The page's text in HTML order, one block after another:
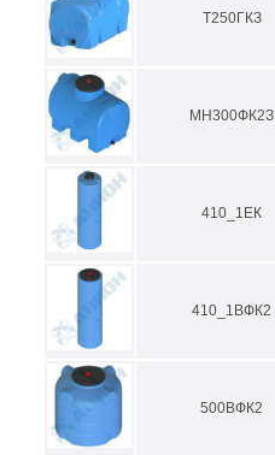
Т250ГКЗ
МН300ФК2З
410_1ЕК
410_1ВФК2
500ВФК2